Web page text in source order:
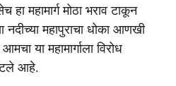
महामार्ग मोठा भराव टाकून
महापुराचा धोका आणखी
या महामार्गाला विरोध
आहे.